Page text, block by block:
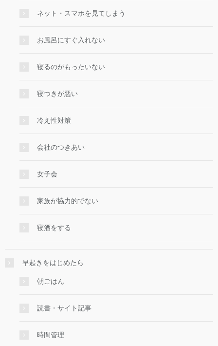
ネット・スマホを見てしまう
お風呂にすぐ入れない
寝るのがもったいない
寝つきが悪い
冷え性対策
会社のつきあい
女子会
家族が協力的でない
寝酒をする
早起きをはじめたら
朝ごはん
読書・サイト記事
時間管理